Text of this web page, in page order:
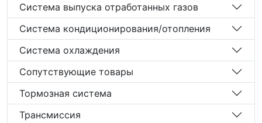
Система выпуска отработанных газов
Система кондиционирования/отопления
Система охлаждения
Сопутствующие товары
Тормозная система
Трансмиссия